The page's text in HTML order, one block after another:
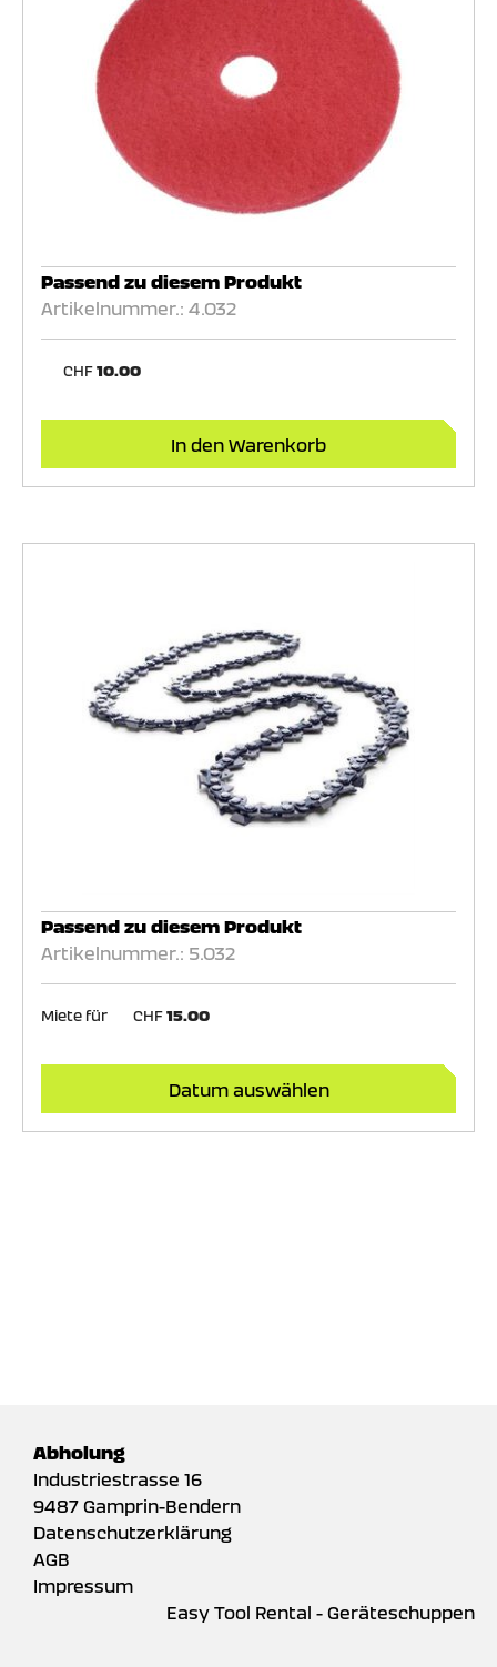
Passend zu diesem Produkt
Artikelnummer.: 4.032
CHF10.00
In den Warenkorb
Passend zu diesem Produkt
Artikelnummer.: 5.032
Miete für CHF15.00
Datum auswählen
Abholung
Industriestrasse 16
9487 Gamprin-Bendern
Datenschutzerklärung
AGB
Impressum
Easy Tool Rental - Geräteschuppen